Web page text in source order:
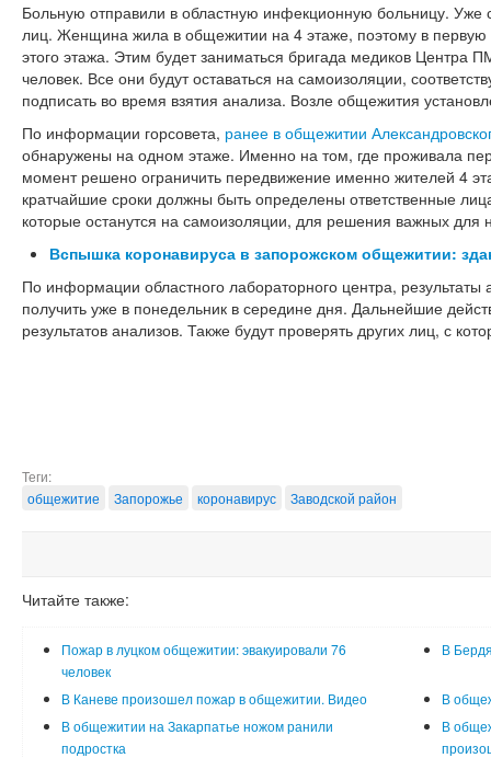
Больную отправили в областную инфекционную больницу. Уже
лиц. Женщина жила в общежитии на 4 этаже, поэтому в первую
этого этажа. Этим будет заниматься бригада медиков Центра
человек. Все они будут оставаться на самоизоляции,
подписать во время взятия анализа. Возле общежития
По информации горсовета, ранее в общежитии
обнаружены на одном этаже. Именно на том, где проживала
момент решено ограничить передвижение именно жителей 4
кратчайшие сроки должны быть определены ответственные
которые останутся на самоизоляции, для решения важных для
Вспышка коронавируса в запорожском общежитии:
По информации областного лабораторного центра,
получить уже в понедельник в середине дня. Дальнейшие
результатов анализов. Также будут проверять других лиц, с
Теги:
общежитие
Запорожье коронавирус Заводской район
Читайте также:
Пожар в луцком общежитии: эвакуировали 76
человек
В
В Каневе произошел пожар в общежитии. Видео
В
В общежитии на Закарпатье ножом ранили
подростка
В